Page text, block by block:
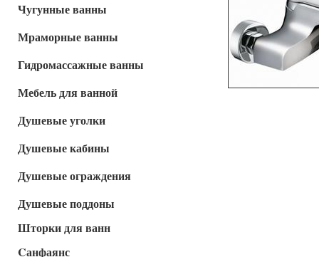
Чугунные ванны
Мраморные ванны
Гидромассажные ванны
Мебель для ванной
Душевые уголки
Душевые кабины
Душевые ограждения
Душевые поддоны
Шторки для ванн
Cанфаянс